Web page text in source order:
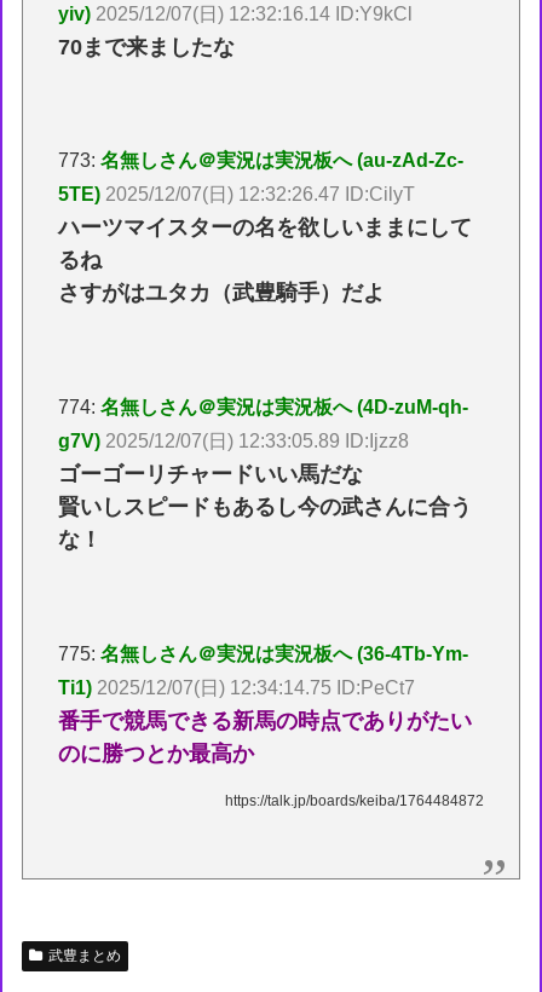
yiv) 2025/12/07(日) 12:32:16.14 ID:Y9kCl
70まで来ましたな
773:名無しさん＠実況は実況板へ (au-zAd-Zc-
5TE) 2025/12/07(日) 12:32:26.47 ID:CilyT
ハーツマイスターの名を欲しいままにして
るね
さすがはユタカ（武豊騎手）だよ
774:名無しさん＠実況は実況板へ (4D-zuM-qh-
g7V) 2025/12/07(日) 12:33:05.89 ID:Ijzz8
ゴーゴーリチャードいい馬だな
賢いしスピードもあるし今の武さんに合う
な！
775:名無しさん＠実況は実況板へ (36-4Tb-Ym-
Ti1) 2025/12/07(日) 12:34:14.75 ID:PeCt7
番手で競馬できる新馬の時点でありがたい
のに勝つとか最高か
https://talk.jp/boards/keiba/1764484872
武豊まとめ